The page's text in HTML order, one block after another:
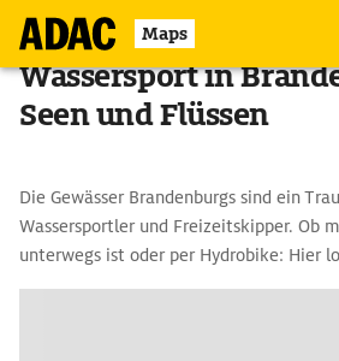
Maps
Wassersport in
Seen und Flüssen
Die Gewässer Brandenburgs sind ein
Wassersportler und Freizeitskipper. Ob
unterwegs ist oder per Hydrobike: Hier